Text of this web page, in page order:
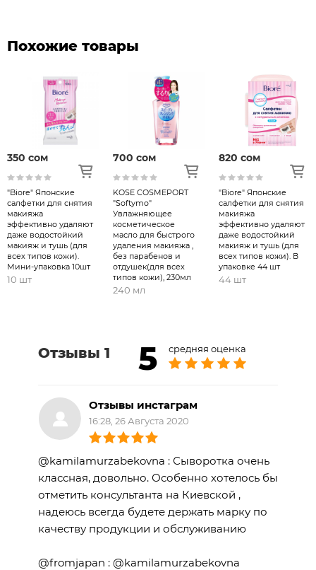
сохраняет кожу увлажненной, свежей и
умывания другими средствами.Сыворотка
на водной основе моментально удаляет
макияж ,очищает и увлажняет кожу и
легко смывается водой.
Способ применения: Нанесите
необходимое количество средства,
приблизительно 3 нажатия, на ладони,
равномерно распределите
массирующими движениями по лицу. Для
достижения наилучшего результата
применяйте на сухой коже. Затем
тщательно смойте водой. Для всех типов
контакта с глазами.В случае попадения в
глаз промыть водой.Беречь вдали от детей
Состав:Water (Aqua), Glycerin, Butylene
Glycol, PEG-12 Laurate, Mineral Oil,
Polyglyceryl-2 Isostearate, Isononyl
Isononanoate, Decyl Glucoside, Sorbeth-30
Tetraoleate, PPG-9 Diglyceryl Ether,
Fragrance (Parfum), Alcohol, Tocopherol,
Butylphenyl Methylpropional,
Hydroxyisohexyl 3-Cyclohexene
Похожие товары
350 сом
"Biore" Японские
салфетки для снятия
макияжа
эффективно удаляют
даже водостойкий
макияж и тушь (для
всех типов кожи).
Мини-упаковка 10шт
10 шт
700 сом
KOSE COSMEPORT
"Softymo"
Увлажняющее
косметическое
масло для быстрого
удаления макияжа ,
без парабенов и
отдушек(для всех
типов кожи), 230мл
240 мл
820 сом
"Biore" Японские
салфетки для снятия
макияжа
эффективно удаляют
даже водостойкий
макияж и тушь (для
всех типов кожи). В
упаковке 44 шт
44 шт
Отзывы 1 5 средняя оценка
Отзывы инстаграм
16:28, 26 Августа 2020
@kamilamurzabekovna : Сыворотка очень
классная, довольно. Особенно хотелось бы
отметить консультанта на Киевской ,
надеюсь всегда будете держать марку по
качеству продукции и обслуживанию
@fromjapan : @kamilamurzabekovna